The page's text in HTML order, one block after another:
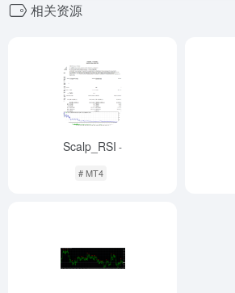
相关资源
Scalp_RSI -
# MT4